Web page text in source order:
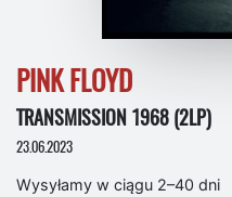
PINK FLOYD
TRANSMISSION 1968 (2LP)
23.06.2023
Wysyłamy w ciągu 2–40 dni